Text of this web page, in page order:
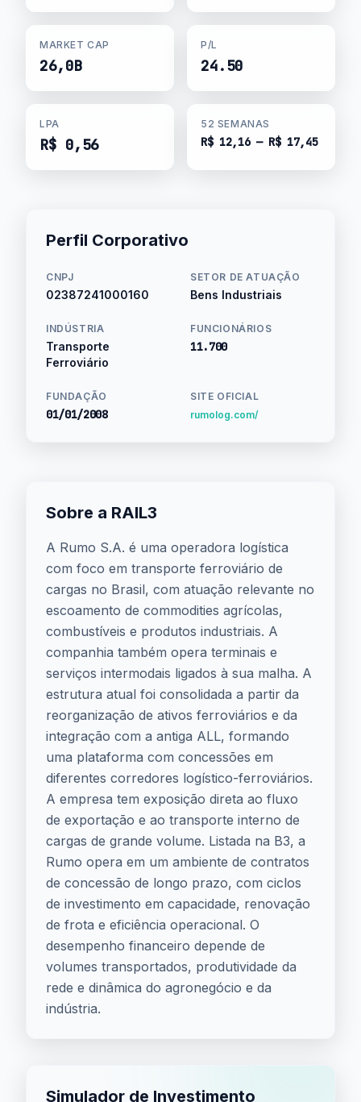
MARKET CAP
26,0B
P/L
24.50
LPA
R$ 0,56
52 SEMANAS
R$ 12,16 — R$ 17,45
Perfil Corporativo
CNPJ
02387241000160
SETOR DE ATUAÇÃO
Bens Industriais
INDÚSTRIA
Transporte
Ferroviário
FUNCIONÁRIOS
11.700
FUNDAÇÃO
01/01/2008
SITE OFICIAL
rumolog.com/
Sobre a RAIL3
A Rumo S.A. é uma operadora logística
com foco em transporte ferroviário de
cargas no Brasil, com atuação relevante no
escoamento de commodities agrícolas,
combustíveis e produtos industriais. A
companhia também opera terminais e
serviços intermodais ligados à sua malha. A
estrutura atual foi consolidada a partir da
reorganização de ativos ferroviários e da
integração com a antiga ALL, formando
uma plataforma com concessões em
diferentes corredores logístico-ferroviários.
A empresa tem exposição direta ao fluxo
de exportação e ao transporte interno de
cargas de grande volume. Listada na B3, a
Rumo opera em um ambiente de contratos
de concessão de longo prazo, com ciclos
de investimento em capacidade, renovação
de frota e eficiência operacional. O
desempenho financeiro depende de
volumes transportados, produtividade da
rede e dinâmica do agronegócio e da
indústria.
Simulador de Investimento